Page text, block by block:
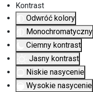
Kontrast
Odwróć kolory
Monochromatyczny
Ciemny kontrast
Jasny kontrast
Niskie nasycenie
Wysokie nasycenie